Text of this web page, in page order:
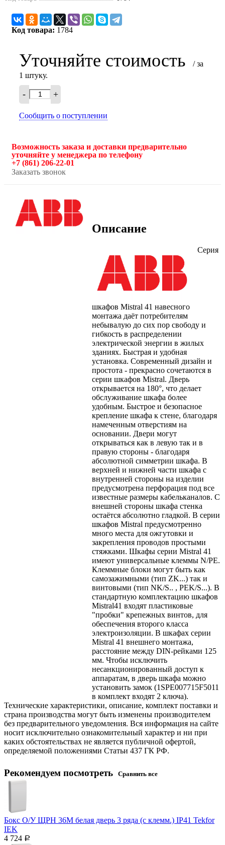
Код товара: 1784
Уточняйте стоимость
/ за
1 штуку.
- +
Сообщить о поступлении
Возможность заказа и доставки предварительно
уточняйте у менеджера по телефону
+7 (861) 206-22-01
Заказать звонок
Описание
Серия
шкафов Mistral 41 навесного
монтажа даёт потребителям
небывалую до сих пор свободу и
гибкость в распределении
электрической энергии в жилых
зданиях. Быстрая и удобная
установка. Современный дизайн и
простота - прекрасно сочетаются в
серии шкафов Mistral. Дверь
открывается на 180°, что делает
обслуживание шкафа более
удобным. Быстрое и безопасное
крепление шкафа к стене, благодаря
намеченным отверстиям на
основании. Двери могут
открываться как в левую так и в
правую стороны - благодаря
абсолютной симметрии шкафа. В
верхней и нижней части шкафа с
внутренней стороны на изделии
предусмотрена перфорация под все
известные размеры кабельканалов. С
внешней стороны шкафа стенка
остаётся абсолютно гладкой. В серии
шкафов Mistral предусмотренно
много места для ожгутовки и
закрепления проводов простыми
стяжками. Шкафы серии Mistral 41
имеют универсальные клеммы N/PE.
Клеммные блоки могут быть как
самозажимными (тип ZK...) так и
винтовыми (тип NK/S.. , PEK/S...). В
стандартную комплектацию шкафов
Mistral41 входят пластиковые
"пробки" крепежных винтов, для
обеспечения второго класса
электроизоляции. В шкафах серии
Mistral 41 внешнего монтажа,
расстояние между DIN-рейками 125
мм. Чтобы исключить
несанкционированный доступ к
аппаратам, в дверь шкафа можно
установить замок (1SPE007715F5011
в комплект входят 2 ключа).
Технические характеристики, описание, комплект поставки и
страна производства могут быть изменены производителем
без предварительного уведомления. Вся информация на сайте
носит исключительно ознакомительный характер и ни при
каких обстоятельствах не является публичной офертой,
определяемой положениями Статьи 437 ГК РФ.
Рекомендуем посмотреть Сравнить все
Бокс О/У ЩРН 36М белая дверь 3 ряда (с клемм.) IP41 Tekfor
IEK
4 724 Р